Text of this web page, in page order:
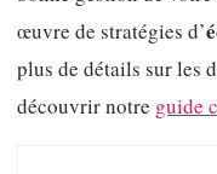
œuvre de stratégies d’
plus de détails sur les
découvrir notre guide